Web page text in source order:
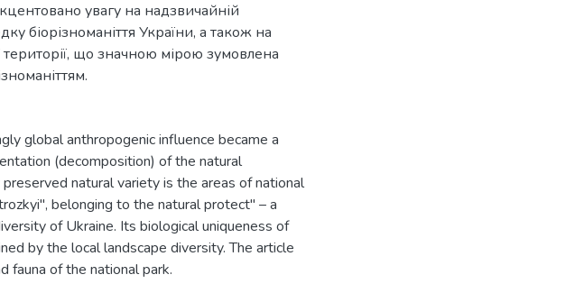
увагу на надзвичайній
біорізноманіття України, а також на
території, що значною мірою зумовлена
global anthropogenic influence became a
(decomposition) of the natural
natural variety is the areas of national
belonging to the natural protect" – a
of Ukraine. Its biological uniqueness of
by the local landscape diversity. The article
fauna of the national park.